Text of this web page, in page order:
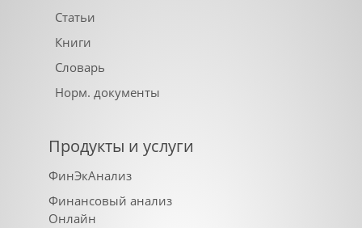
Статьи
Книги
Словарь
Норм. документы
Продукты и услуги
ФинЭкАнализ
Финансовый анализ
Онлайн